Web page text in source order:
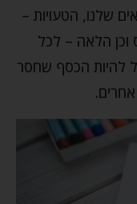
שלנו, הטעויות –
וכן הלאה – לכל
להיות הכסף שחסר